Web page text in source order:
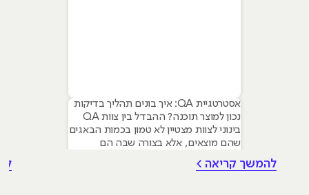
אסטרטגיית QA: איך בונים תהליך בדיקות
נכון למוצר תוכנה? ההבדל בין צוות QA
בינוני לצוות מצטיין לא טמון בכמות הבאגים
שהם מוצאים, אלא בצורה שבה הם
להמשך קריאה >